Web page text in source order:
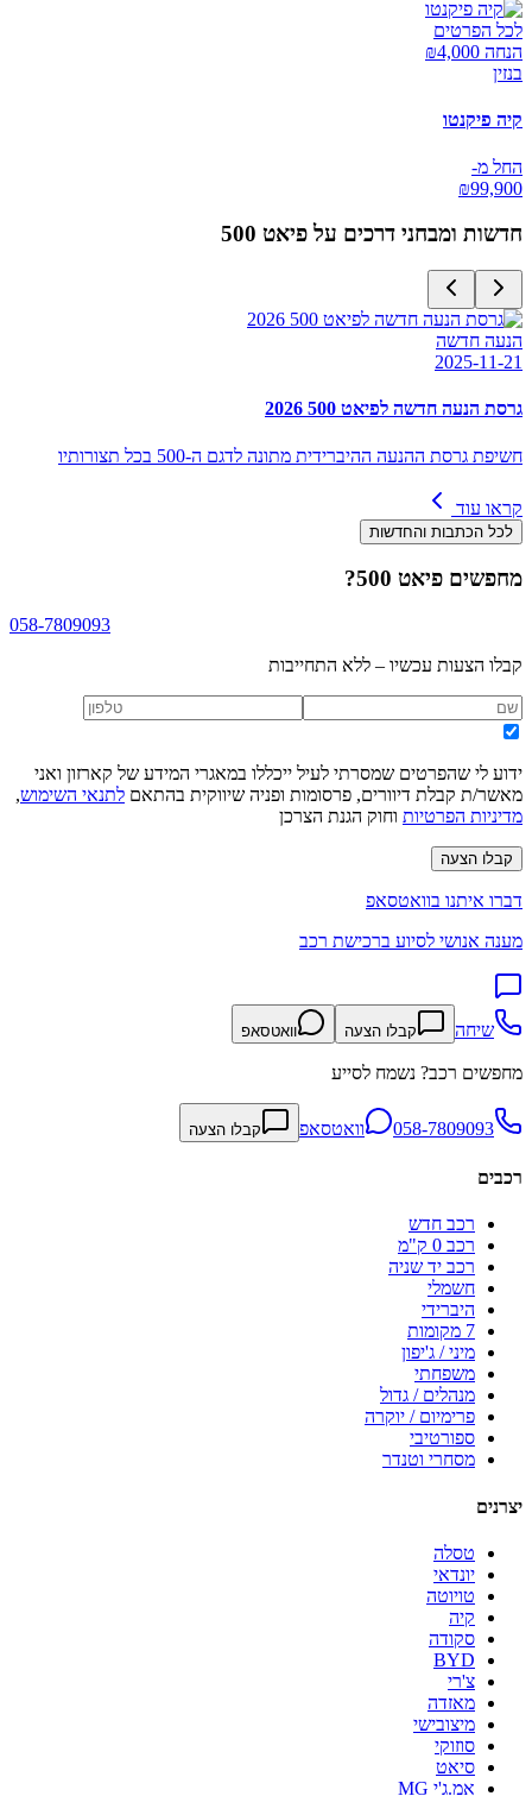
לכל הפרטים
הנחה ₪ 4,000
בנזין
קיה פיקנטו
החל מ-
₪99,900
חדשות ומבחני דרכים על פיאט 500
הנעה חדשה
2025-11-21
גרסת הנעה חדשה לפיאט 500 2026
חשיפת גרסת ההנעה ההיברידית מתונה לדגם ה-500 בכל תצורותיו
קראו עוד
לכל הכתבות והחדשות
מחפשים פיאט 500 ?
058-7809093
קבלו הצעות עכשיו – ללא התחייבות
ידוע לי שהפרטים שמסרתי לעיל ייכללו במאגרי המידע של קארזון ואני
מאשר/ת קבלת דיוורים, פרסומות ופניה שיווקית בהתאם לתנאי השימוש,
מדיניות הפרטיות וחוק הגנת הצרכן
קבלו הצעה
דברו איתנו בוואטסאפ
מענה אנושי לסיוע ברכישת רכב
שיחה קבלו הצעה וואטסאפ
מחפשים רכב? נשמח לסייע
058-7809093 וואטסאפ קבלו הצעה
רכבים
רכב חדש
רכב 0 ק"מ
רכב יד שניה
חשמלי
היברידי
7 מקומות
מיני / ג'יפון
משפחתי
מנהלים / גדול
פרימיום / יוקרה
ספורטיבי
מסחרי וטנדר
יצרנים
טסלה
יונדאי
טויוטה
קיה
סקודה
BYD
צ'רי
מאזדה
מיצובישי
סוזוקי
סיאט
אמ.ג'י MG